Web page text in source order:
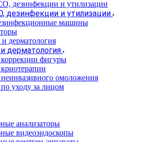
дезинфекции и утилизации
машины
дерматология
фигуры
омоложения
уходу за лицом
анализаторы
видеоэндоскопы